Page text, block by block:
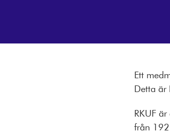
Ett
Detta är
RKUF
från